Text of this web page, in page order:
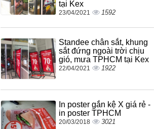
tại Kex
23/04/2021 1592
Standee chân sắt, khung
sắt đứng ngoài trời chịu
gió, mưa TPHCM tại Kex
22/04/2021 1922
In poster gắn kệ X giá rẻ -
in poster TPHCM
20/03/2018 3021